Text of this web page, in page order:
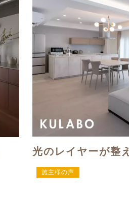
光のレイヤーが整
施主様の声